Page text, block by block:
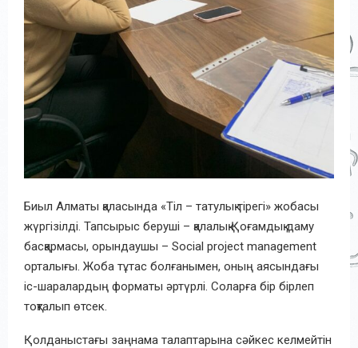
Биыл Алматы қаласында «Тіл – татулық тірегі» жобасы
жүргізілді. Тапсырыс беруші – қалалық Қоғамдық даму
басқармасы, орындаушы – Social project management
орталығы. Жоба тұтас болғанымен, оның аясындағы
іс-шаралардың форматы әртүрлі. Соларға бір бірлеп
тоқталып өтсек.
Қолданыстағы заңнама талаптарына сәйкес келмейтін